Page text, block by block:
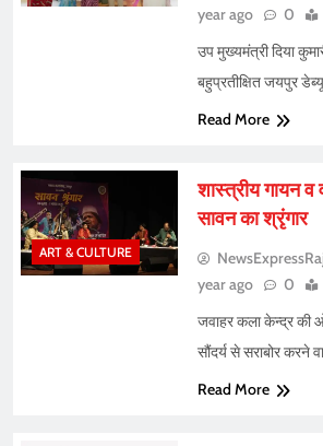
year ago
0
उप मुख्यमंत्री दिया
बहुप्रतीक्षित जयपुर
Read More
ART & CULTURE
शास्त्रीय गायन व
सावन का श्रृंगार
year ago
0
जवाहर कला केन्द्र की
सौंदर्य से सराबोर करने
Read More